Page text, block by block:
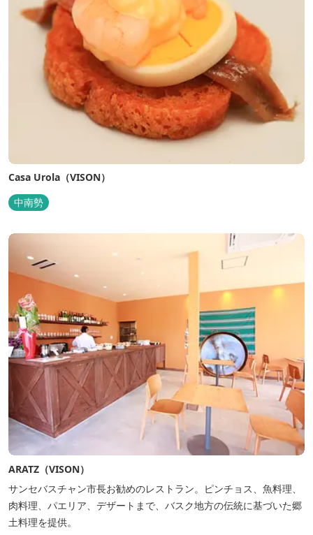
Casa Urola（VISON）
中南勢
ARATZ（VISON）
サンセバスチャン市長お勧めのレストラン。ピンチョス、魚料理、
肉料理、パエリア、デザートまで、バスク地方の伝統に基づいた郷
土料理を提供。